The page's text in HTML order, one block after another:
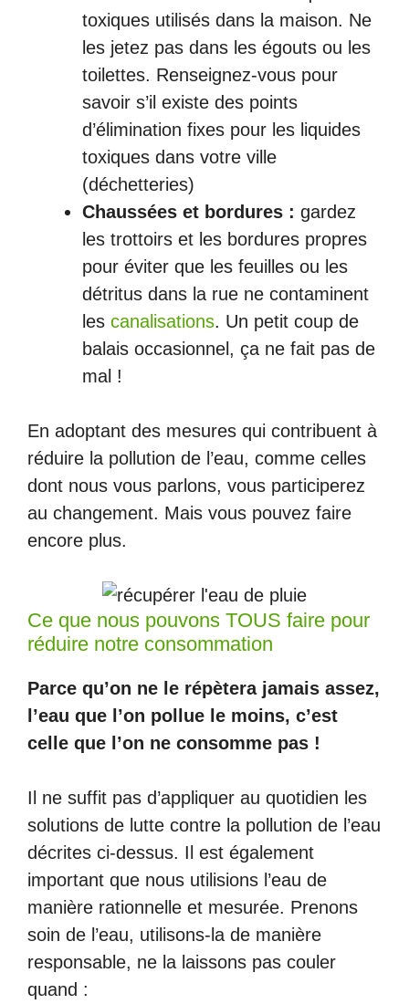
toxiques utilisés dans la maison. Ne
les jetez pas dans les égouts ou les
toilettes. Renseignez-vous pour
savoir s’il existe des points
d’élimination fixes pour les liquides
toxiques dans votre ville
(déchetteries)
Chaussées et bordures : gardez
les trottoirs et les bordures propres
pour éviter que les feuilles ou les
détritus dans la rue ne contaminent
les canalisations. Un petit coup de
balais occasionnel, ça ne fait pas de
mal !
En adoptant des mesures qui contribuent à
réduire la pollution de l’eau, comme celles
dont nous vous parlons, vous participerez
au changement. Mais vous pouvez faire
encore plus.
Ce que nous pouvons TOUS faire pour
réduire notre consommation
Parce qu’on ne le répètera jamais assez,
l’eau que l’on pollue le moins, c’est
celle que l’on ne consomme pas !
Il ne suffit pas d’appliquer au quotidien les
solutions de lutte contre la pollution de l’eau
décrites ci-dessus. Il est également
important que nous utilisions l’eau de
manière rationnelle et mesurée. Prenons
soin de l’eau, utilisons-la de manière
responsable, ne la laissons pas couler
quand :